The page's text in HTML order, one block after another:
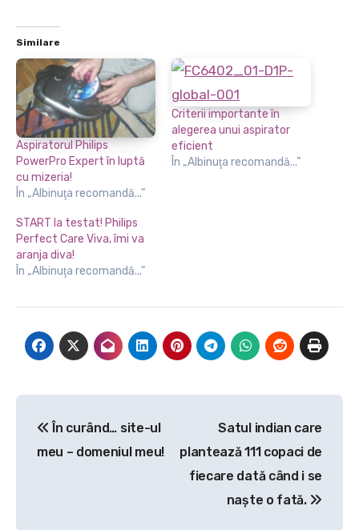
Similare
Aspiratorul Philips
PowerPro Expert în luptă
cu mizeria!
În „Albinuţa recomandă...”
Criterii importante în
alegerea unui aspirator
eficient
În „Albinuţa recomandă...”
START la testat! Philips
Perfect Care Viva, îmi va
aranja diva!
În „Albinuţa recomandă...”
În curând… site-ul
meu – domeniul meu!
Satul indian care
plantează 111 copaci de
fiecare dată când i se
naşte o fată.